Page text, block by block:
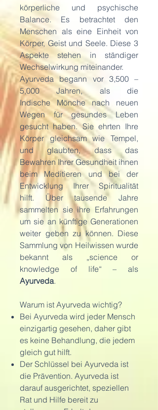
körperliche und psychische
Balance. Es betrachtet den
Menschen als eine Einheit von
Körper, Geist und Seele. Diese 3
Aspekte stehen in ständiger
Wechselwirkung miteinander.
Ayurveda begann vor 3,500 –
5,000 Jahren, als die
Indische Mönche nach neuen
Wegen für gesundes Leben
gesucht haben. Sie ehrten Ihre
Körper gleichsam wie Tempel,
und glaubten, dass das
Bewahren Ihrer Gesundheit ihnen
beim Meditieren und bei der
Entwicklung Ihrer Spiritualität
hilft. Über tausende Jahre
sammelten sie ihre Erfahrungen
um sie an künftige Generationen
weiter geben zu können. Diese
Sammlung von Heilwissen wurde
bekannt als „science or
knowledge of life“ – als
Ayurveda.
Warum ist Ayurveda wichtig?
Bei Ayurveda wird jeder Mensch
einzigartig gesehen, daher gibt
es keine Behandlung, die jedem
gleich gut hilft.
Der Schlüssel bei Ayurveda ist
die Prävention. Ayurveda ist
darauf ausgerichtet, speziellen
Rat und Hilfe bereit zu